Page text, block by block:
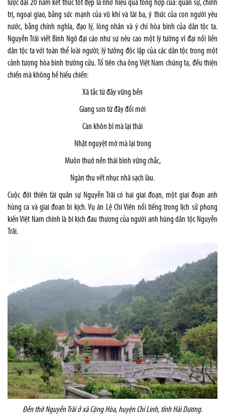
lược dài 20 năm kết thúc tốt đẹp là nhờ hiệu quả tổng hợp của: quân sự, chính
trị, ngoại giao, bằng sức mạnh của vũ khí và tài ba, ý thức của con người yêu
nước, bằng chính nghĩa, đạo lý, lòng nhân và ý chí hòa bình của dân tộc ta.
Nguyễn Trãi viết Bình Ngô đại cáo như sự nêu cao một lý tưởng vĩ đại nối liền
dân tộc ta với toàn thể loài người; lý tưởng độc lập của các dân tộc trong một
cảnh tượng hòa bình trường cửu. Tổ tiên cha ông Việt Nam chúng ta, đều thiện
chiến mà không hề hiếu chiến:
Xã tắc từ đây vững bền
Giang sơn từ đây đổi mới
Càn khôn bĩ mà lại thái
Nhật nguyệt mờ mà lại trong
Muôn thuở nền thái bình vững chắc,
Ngàn thu vết nhục nhã sạch làu.
Cuộc đời thiên tài quân sự Nguyễn Trãi có hai giai đoạn, một giai đoạn anh
hùng ca và giai đoạn bi kịch. Vụ án Lệ Chi Viên nổi tiếng trong lịch sử phong
kiến Việt Nam chính là bi kịch đau thương của người anh hùng dân tộc Nguyễn
Trãi.
Đền thờ Nguyễn Trãi ở xã Cộng Hòa, huyện Chí Linh, tỉnh Hải Dương.